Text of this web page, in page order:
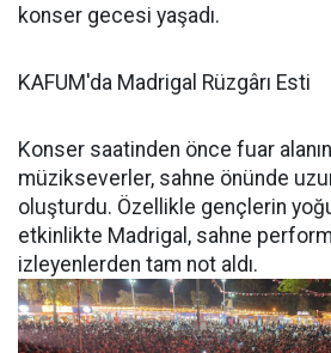
konser gecesi yaşadı.
KAFUM'da Madrigal Rüzgârı Esti
Konser saatinden önce fuar
müzikseverler, sahne önünde
oluşturdu. Özellikle gençlerin
etkinlikte Madrigal, sahne
izleyenlerden tam not aldı.